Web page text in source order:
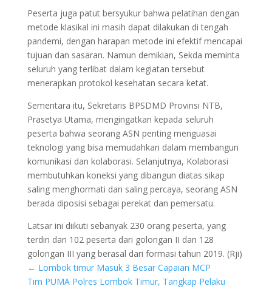
Peserta juga patut bersyukur bahwa pelatihan dengan
metode klasikal ini masih dapat dilakukan di tengah
pandemi, dengan harapan metode ini efektif mencapai
tujuan dan sasaran. Namun demikian, Sekda meminta
seluruh yang terlibat dalam kegiatan tersebut
menerapkan protokol kesehatan secara ketat.
Sementara itu, Sekretaris BPSDMD Provinsi NTB,
Prasetya Utama, mengingatkan kepada seluruh
peserta bahwa seorang ASN penting menguasai
teknologi yang bisa memudahkan dalam membangun
komunikasi dan kolaborasi. Selanjutnya, Kolaborasi
membutuhkan koneksi yang dibangun diatas sikap
saling menghormati dan saling percaya, seorang ASN
berada diposisi sebagai perekat dan pemersatu.
Latsar ini diikuti sebanyak 230 orang peserta, yang
terdiri dari 102 peserta dari golongan II dan 128
golongan III yang berasal dari formasi tahun 2019. (Rji)
← Lombok timur Masuk 3 Besar Capaian MCP
Tim PUMA Polres Lombok Timur, Tangkap Pelaku